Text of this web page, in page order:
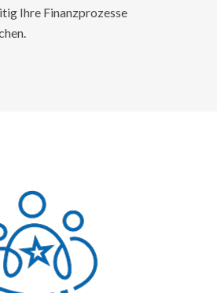
Ihre Finanzprozesse